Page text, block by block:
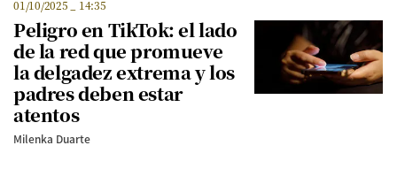
01/10/2025 14:35
Peligro en TikTok: el lado
de la red que promueve
la delgadez extrema y los
padres deben estar
atentos
Milenka Duarte